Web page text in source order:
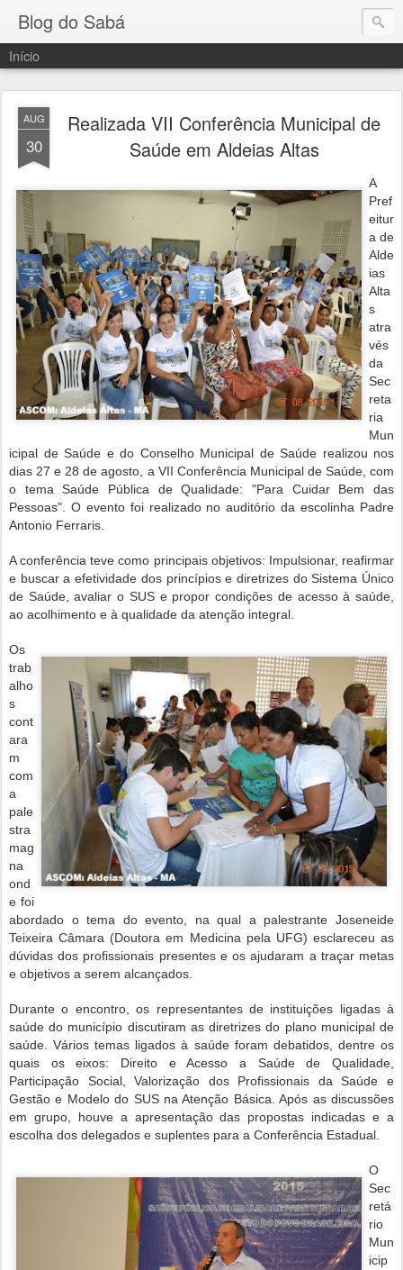
Blog do Sabá
Início
AUG
30
Realizada VII Conferência Municipal de
Saúde em Aldeias Altas
A
Pref
eitur
a de
Alde
ias
Alta
s
atra
vés
da
Sec
reta
ria
Mun
icipal de Saúde e do Conselho Municipal de Saúde realizou nos
dias 27 e 28 de agosto, a VII Conferência Municipal de Saúde, com
o tema Saúde Pública de Qualidade: "Para Cuidar Bem das
Pessoas". O evento foi realizado no auditório da escolinha Padre
Antonio Ferraris.
A conferência teve como principais objetivos: Impulsionar, reafirmar
e buscar a efetividade dos princípios e diretrizes do Sistema Único
de Saúde, avaliar o SUS e propor condições de acesso à saúde,
ao acolhimento e à qualidade da atenção integral.
Os
trab
alho
s
cont
ara
m
com
a
pale
stra
mag
na
ond
e foi
abordado o tema do evento, na qual a palestrante Joseneide
Teixeira Câmara (Doutora em Medicina pela UFG) esclareceu as
dúvidas dos profissionais presentes e os ajudaram a traçar metas
e objetivos a serem alcançados.
Durante o encontro, os representantes de instituições ligadas à
saúde do município discutiram as diretrizes do plano municipal de
saúde. Vários temas ligados à saúde foram debatidos, dentre os
quais os eixos: Direito e Acesso a Saúde de Qualidade,
Participação Social, Valorização dos Profissionais da Saúde e
Gestão e Modelo do SUS na Atenção Básica. Após as discussões
em grupo, houve a apresentação das propostas indicadas e a
escolha dos delegados e suplentes para a Conferência Estadual.
O
Sec
retá
rio
Mun
icip